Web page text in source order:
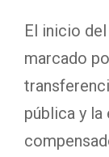
El inicio
marcado
pública y